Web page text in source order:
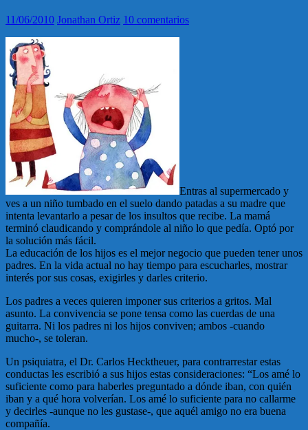
11/06/2010 Jonathan Ortiz 10 comentarios
Entras al supermercado y
ves a un niño tumbado en el suelo dando patadas a su madre que
intenta levantarlo a pesar de los insultos que recibe. La mamá
terminó claudicando y comprándole al niño lo que pedía. Optó por
la solución más fácil.
La educación de los hijos es el mejor negocio que pueden tener unos
padres. En la vida actual no hay tiempo para escucharles, mostrar
interés por sus cosas, exigirles y darles criterio.
Los padres a veces quieren imponer sus criterios a gritos. Mal
asunto. La convivencia se pone tensa como las cuerdas de una
guitarra. Ni los padres ni los hijos conviven; ambos -cuando
mucho-, se toleran.
Un psiquiatra, el Dr. Carlos Hecktheuer, para contrarrestar estas
conductas les escribió a sus hijos estas consideraciones: “Los amé lo
suficiente como para haberles preguntado a dónde iban, con quién
iban y a qué hora volverían. Los amé lo suficiente para no callarme
y decirles -aunque no les gustase-, que aquél amigo no era buena
compañía.